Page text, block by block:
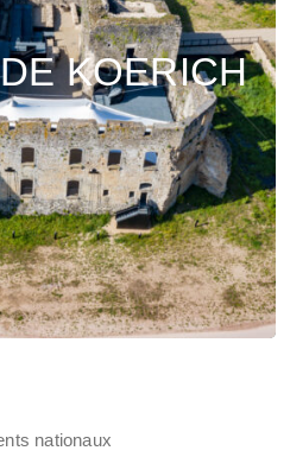
KOERICH
nationaux